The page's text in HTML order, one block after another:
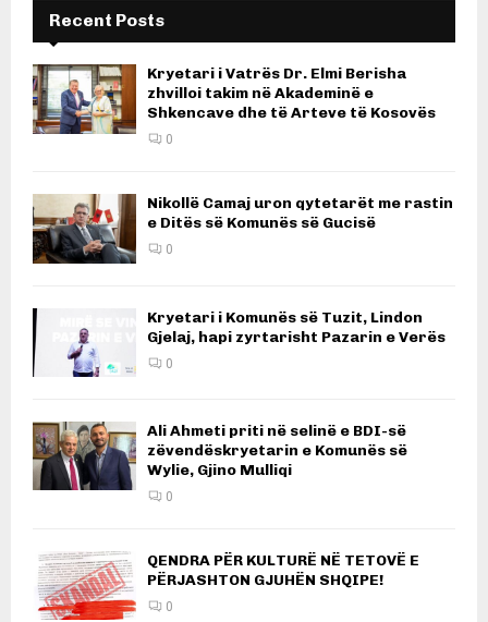
Recent Posts
Kryetari i Vatrës Dr. Elmi Berisha
zhvilloi takim në Akademinë e
Shkencave dhe të Arteve të Kosovës
0
Nikollë Camaj uron qytetarët me rastin
e Ditës së Komunës së Gucisë
0
Kryetari i Komunës së Tuzit, Lindon
Gjelaj, hapi zyrtarisht Pazarin e Verës
0
Ali Ahmeti priti në selinë e BDI-së
zëvendëskryetarin e Komunës së
Wylie, Gjino Mulliqi
0
QENDRA PËR KULTURË NË TETOVË E
PËRJASHTON GJUHËN SHQIPE!
0